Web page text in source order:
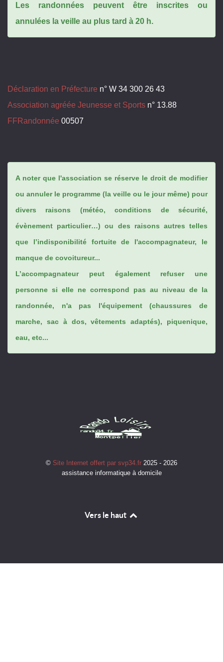
Les randonnées peuvent être inscrites ou
annulées la veille au plus tard à 20 h.
Déclaration en Préfecture n° W 34 300 26 43
Association agréée Jeunesse et Sports n° 13.88
FFRandonnée 00507
A noter que l'association se réserve le droit de modifier
ou annuler le programme (la veille ou le jour même) pour
divers raisons (météo, conditions de sécurité,
évènement particulier…) ou des raisons autres telles
que l’indisponibilité fortuite de l'accompagnateur, le
manque de covoitureur...
L’accompagnateur peut également refuser une
personne si elle ne correspond pas au niveau de la
randonnée, n'a pas l'équipement (chaussures de
marche, sac à dos, vêtements adaptés), piquenique,
eau, etc...
© Site Internet offert par svp34.fr 2025 - 2026
assistance informatique à domicile
Vers le haut